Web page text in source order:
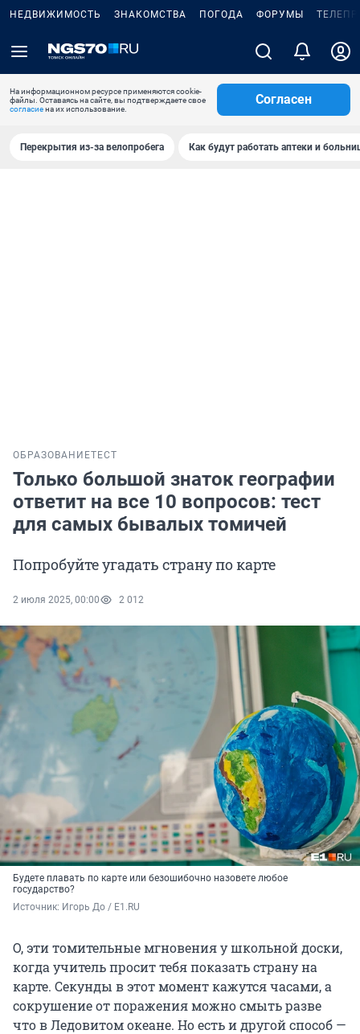
НЕДВИЖИМОСТЬ ЗНАКОМСТВА ПОГОДА ФОРУМЫ
На информационном ресурсе применяются cookie-
файлы. Оставаясь на сайте, вы подтверждаете свое
согласиена их использование.
Согласен
Перекрытия из-за велопробега Как будут работать аптеки и
ОБРАЗОВАНИЕТЕСТ
Только большой знаток географии
ответит на все 10 вопросов: тест
для самых бывалых томичей
Попробуйте угадать страну по карте
2 июля 2025, 00:00 2 012
Будете плавать по карте или безошибочно назовете любое
государство?
Источник: Игорь До / E1.RU
О, эти томительные мгновения у школьной доски,
когда учитель просит тебя показать страну на
карте. Секунды в этот момент кажутся часами, а
сокрушение от поражения можно смыть разве
что в Ледовитом океане. Но есть и другой способ —